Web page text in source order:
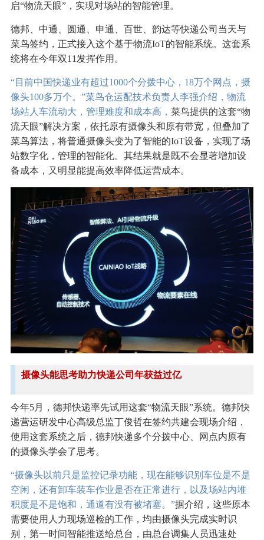
启“物流天眼”，实现对场站的智能管理。
德邦、中通、圆通、申通、百世、韵达等快递公司当天与
菜鸟签约，正式接入这个基于物流IoT的智能系统。这套系
统将在今年双11发挥作用。
“目前中国快递业有超过1000个分拨中心，18万个网点，摄
像头100多万个。”菜鸟仓运配技术负责人李强介绍，物流
场站人车流动大，管理难度和成本高， 菜鸟提供的这套“物
流天眼”解决方案，依托原有摄像头和原有带宽，但叠加了
菜鸟算法，将普通摄像头变为了智能的IoT设备，实现了场
站数字化，管理的智能化。其结果就是既不会显著增加设
备成本，又明显能提高效率降低运营成本。
摄像头能思考助力快递公司年获益过亿
今年5月，德邦快递率先试用这套“物流天眼”系统。德邦快
递营运研发中心高级总监丁俊哲在签约共建会现场介绍，
使用这套系统之后，德邦快递多个分拨中心、网点内原有
的摄像头学会了思考。
“摄像头以前只是监控记录功能，现在能够识别车位是不是
空闲，还有卸车装车作业是否在正常进行，以及场站内堆
积度是不是饱和，通道有没有被堵塞。”据介绍，这些原本
需要使用人力现场巡检的工作，均由摄像头完成实时识
别，第一时间智能推送给总台，由总台调集人员迅速处